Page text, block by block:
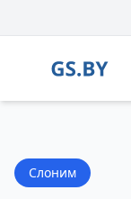
Слоним